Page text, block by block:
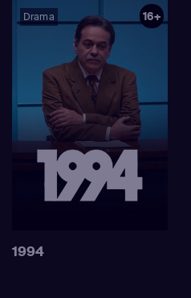
Drama 16+
1994